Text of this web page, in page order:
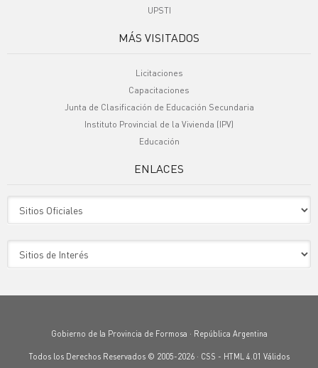
UPSTI
MÁS VISITADOS
Licitaciones
Capacitaciones
Junta de Clasificación de Educación Secundaria
Instituto Provincial de la Vivienda (IPV)
Educación
ENLACES
Gobierno de la Provincia de Formosa · República Argentina
Todos los Derechos Reservados © 2005-2026 · CSS - HTML 4.01 Válidos